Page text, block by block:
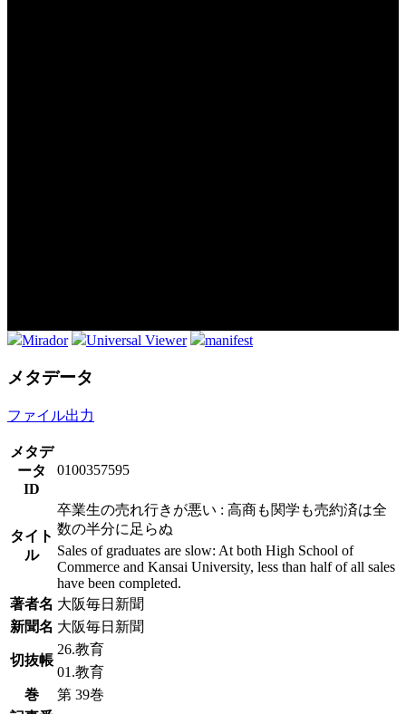
Mirador Universal Viewer manifest
メタデータ
ファイル出力
メタデ
ータ
ID
0100357595
タイト
ル
卒業生の売れ行きが悪い : 高商も関学も売約済は全
数の半分に足らぬ
Sales of graduates are slow: At both High School of
Commerce and Kansai University, less than half of all sales
have been completed.
著者名 大阪毎日新聞
新聞名 大阪毎日新聞
切抜帳
26.教育
01.教育
巻
第 39巻